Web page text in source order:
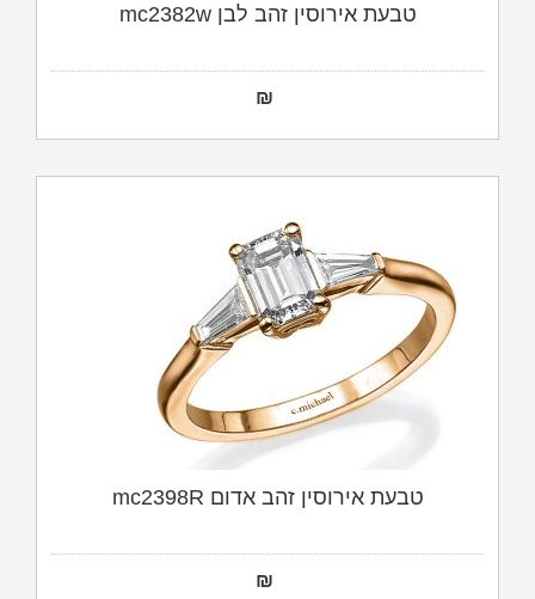
טבעת אירוסין זהב לבן mc2382w
₪
טבעת אירוסין זהב אדום mc2398R
₪